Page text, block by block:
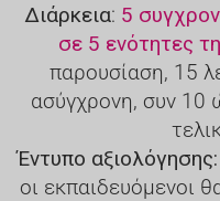
Διάρκεια: 5
σε 5 ενότητες
παρουσίαση, 15
ασύγχρονη, συν 10
Έντυπο αξιολόγησης:
οι εκπαιδευόμενοι